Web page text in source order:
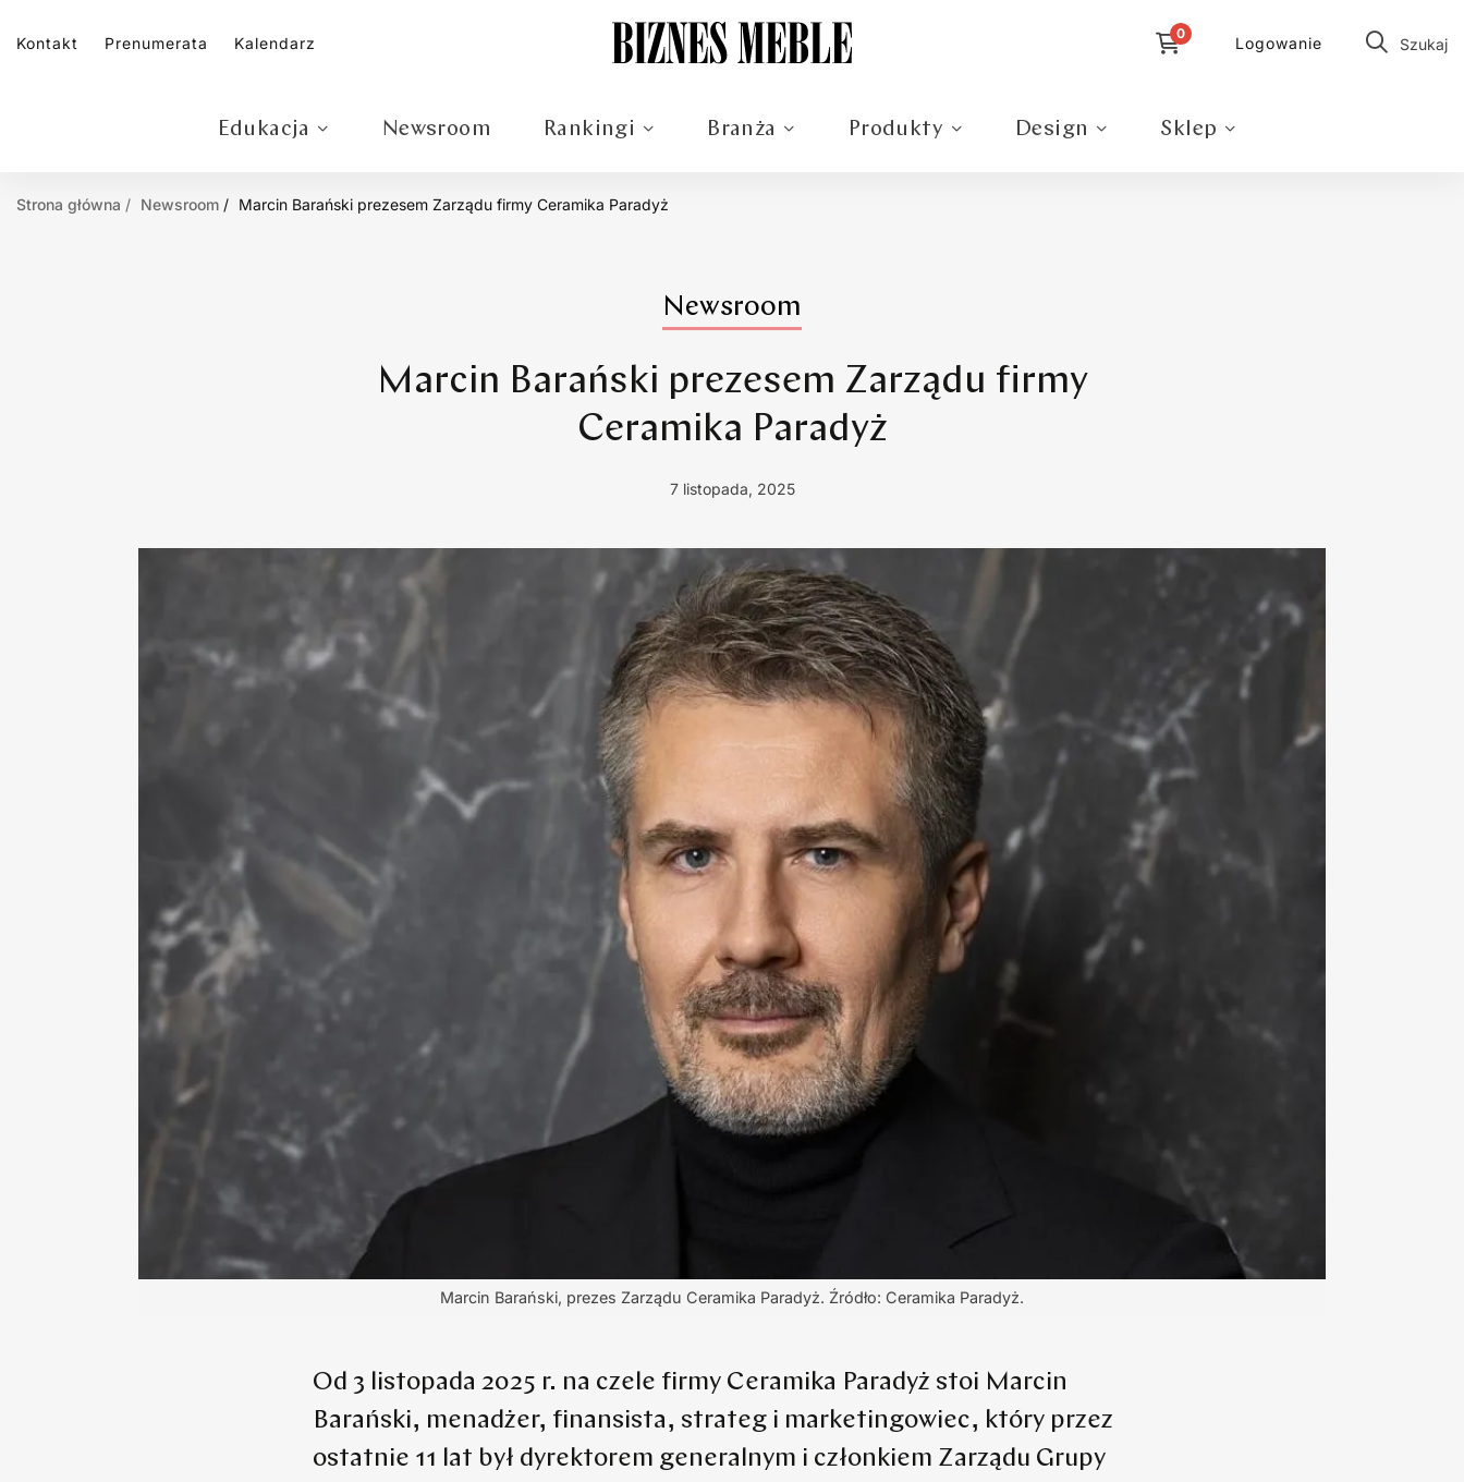
Kontakt Prenumerata Kalendarz Logowanie Szukaj
Edukacja Newsroom Rankingi Branża Produkty Design Sklep
Strona główna Newsroom Marcin Barański prezesem Zarządu firmy Ceramika Paradyż
Newsroom
Marcin Barański prezesem Zarządu firmy
Ceramika Paradyż
7 listopada, 2025
Marcin Barański, prezes Zarządu Ceramika Paradyż. Źródło: Ceramika Paradyż.
Od 3 listopada 2025 r. na czele firmy Ceramika Paradyż stoi Marcin
Barański, menadżer, finansista, strateg i marketingowiec, który przez
ostatnie 11 lat był dyrektorem generalnym i członkiem Zarządu Grupy